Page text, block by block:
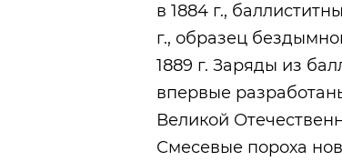
в 1884 г.,
г., образец
1889 г. Заряды из
впервые
Великой
Смесевые пороха